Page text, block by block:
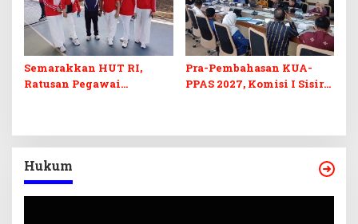
Semarakkan HUT RI,
Ratusan Pegawai
Pra-Pembahasan KUA-
PPAS 2027, Komisi I Sisir
Hukum